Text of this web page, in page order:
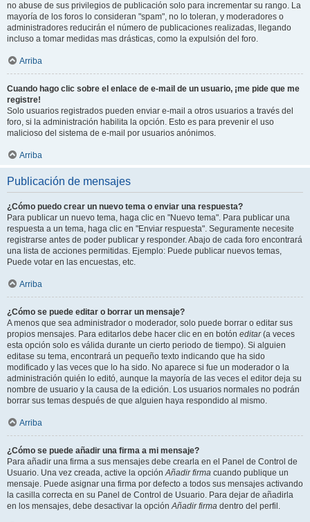
no abuse de sus privilegios de publicación solo para incrementar su rango. La
mayoría de los foros lo consideran "spam", no lo toleran, y moderadores o
administradores reducirán el número de publicaciones realizadas, llegando
incluso a tomar medidas mas drásticas, como la expulsión del foro.
Arriba
Cuando hago clic sobre el enlace de e-mail de un usuario, ¡me pide que me
registre!
Solo usuarios registrados pueden enviar e-mail a otros usuarios a través del
foro, si la administración habilita la opción. Esto es para prevenir el uso
malicioso del sistema de e-mail por usuarios anónimos.
Arriba
Publicación de mensajes
¿Cómo puedo crear un nuevo tema o enviar una respuesta?
Para publicar un nuevo tema, haga clic en "Nuevo tema". Para publicar una
respuesta a un tema, haga clic en "Enviar respuesta". Seguramente necesite
registrarse antes de poder publicar y responder. Abajo de cada foro encontrará
una lista de acciones permitidas. Ejemplo: Puede publicar nuevos temas,
Puede votar en las encuestas, etc.
Arriba
¿Cómo se puede editar o borrar un mensaje?
A menos que sea administrador o moderador, solo puede borrar o editar sus
propios mensajes. Para editarlos debe hacer clic en en botón editar(a veces
esta opción solo es válida durante un cierto periodo de tiempo). Si alguien
editase su tema, encontrará un pequeño texto indicando que ha sido
modificado y las veces que lo ha sido. No aparece si fue un moderador o la
administración quién lo editó, aunque la mayoría de las veces el editor deja su
nombre de usuario y la causa de la edición. Los usuarios normales no podrán
borrar sus temas después de que alguien haya respondido al mismo.
Arriba
¿Cómo se puede añadir una firma a mi mensaje?
Para añadir una firma a sus mensajes debe crearla en el Panel de Control de
Usuario. Una vez creada, active la opciónAñadir firma cuando publique un
mensaje. Puede asignar una firma por defecto a todos sus mensajes activando
la casilla correcta en su Panel de Control de Usuario. Para dejar de añadirla
en los mensajes, debe desactivar la opciónAñadir firma dentro del perfil.